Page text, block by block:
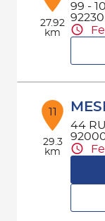
27.92
km
99 -
11
29.3
km
44